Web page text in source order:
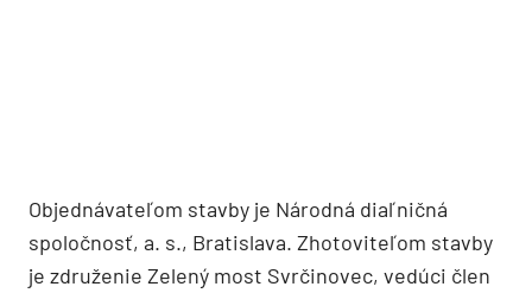
Objednávateľom stavby je Národná diaľničná
spoločnosť, a. s., Bratislava. Zhotoviteľom stavby
je združenie Zelený most Svrčinovec, vedúci člen